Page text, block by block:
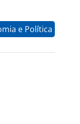
e Política